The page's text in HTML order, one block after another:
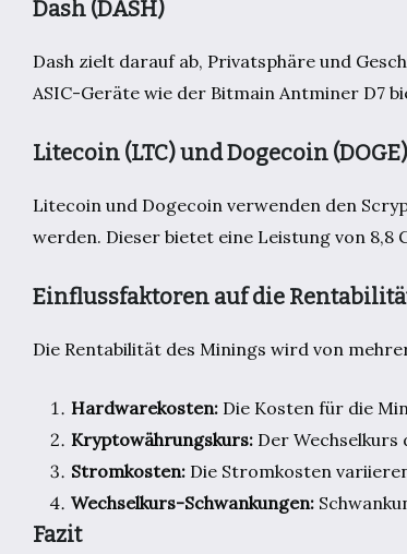
Dash (DASH)
Dash zielt darauf ab, Privatsphäre und
ASIC-Geräte wie der Bitmain Antminer D7
Litecoin (LTC) und Dogecoin (DOGE)
Litecoin und Dogecoin verwenden den
werden. Dieser bietet eine Leistung von 8,8
Einflussfaktoren auf die
Die Rentabilität des Minings wird von
Hardwarekosten:Die Kosten für die
Kryptowährungskurs:Der Wechselkurs
Stromkosten:Die Stromkosten
Wechselkurs-Schwankungen:
Fazit